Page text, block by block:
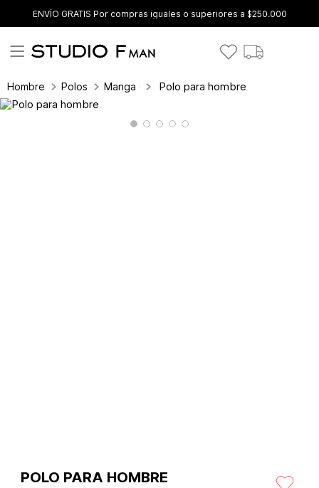
ENVÍO GRATIS Por compras iguales o superiores a $250.000
Hombre Polos Manga CortaPolo para hombre
POLO PARA HOMBRE